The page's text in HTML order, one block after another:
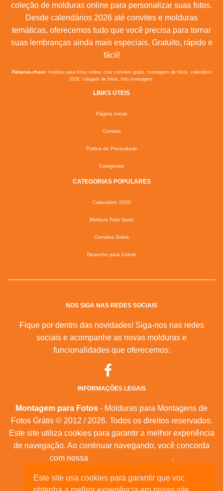
Este site usa cookies para garantir que voc
coleção de molduras online para personalizar suas fotos.
Desde calendários 2026 até convites e molduras
temáticas, oferecemos tudo que você precisa para tornar
suas lembranças ainda mais especiais. Gratuito, rápido e
fácil!
Palavras-chave:moldura para fotos online, criar convites grátis, montagem de fotos, calendário
2026, colagem de fotos, foto montagem.
LINKS ÚTEIS
Página Inicial
Contato
Poltica de Privacidade
Categorias
CATEGORIAS POPULARES
Calendário 2026
Moldura Feliz Natal
Convites Grátis
Desenho para Colorir
NOS SIGA NAS REDES SOCIAIS
Fique por dentro das novidades! Siga-nos nas redes
sociais e acompanhe as novas molduras e
funcionalidades que oferecemos:
INFORMAÇÕES LEGAIS
Montagem para Fotos - Molduras para Montagens de
Fotos Grátis © 2012 / 2026. Todos os direitos reservados.
Este site utiliza cookies para garantir a melhor experiência
de navegação. Ao continuar navegando, você concorda
com nossa Política de Privacidade.
Mapa do Site |Feeds RSS |Sobre Nós